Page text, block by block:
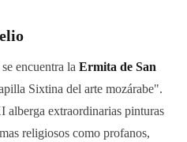
encuentra la Ermita de San
Sixtina del arte mozárabe".
alberga extraordinarias pinturas
religiosos como profanos,